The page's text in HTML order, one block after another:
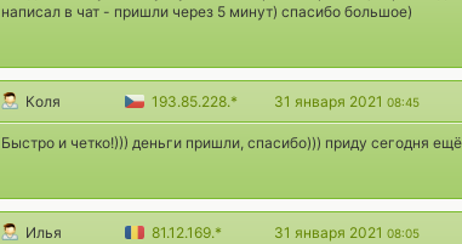
написал в чат - пришли через 5 минут) спасибо большое)
Коля 193.85.228.* 31 января 2021 08:45
Быстро и четко!))) деньги пришли, спасибо))) приду сегодня
Илья 81.12.169.* 31 января 2021 08:05